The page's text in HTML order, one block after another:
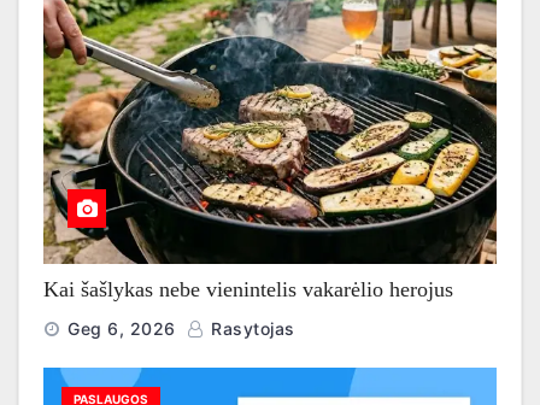
Kai šašlykas nebe vienintelis vakarėlio herojus
Geg 6, 2026 Rasytojas
PASLAUGOS